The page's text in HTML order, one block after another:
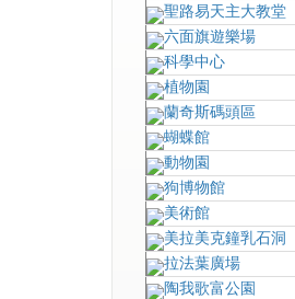
聖路易天主大教堂
六面旗遊樂場
科學中心
植物園
蘭奇斯碼頭區
蝴蝶館
動物園
狗博物館
美術館
美拉美克鐘乳石洞
拉法葉廣場
陶我歌富公園